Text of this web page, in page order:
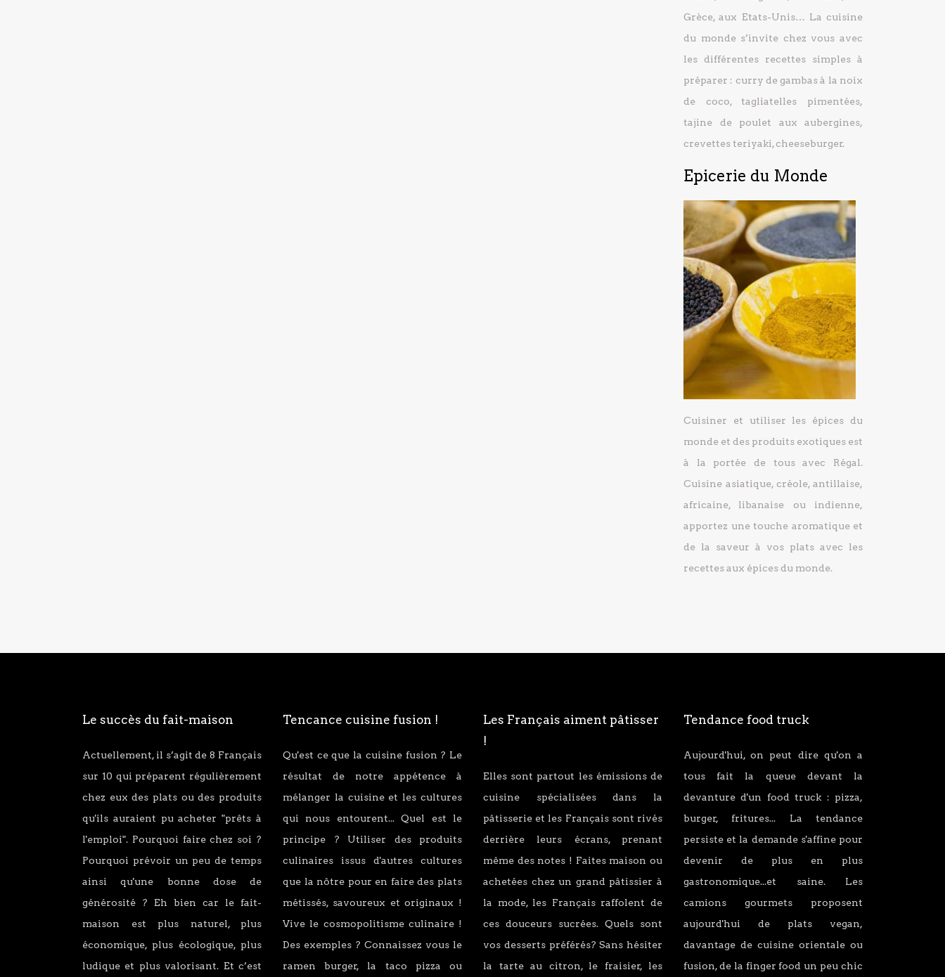
Grèce, aux Etats-Unis… La cuisine
du monde s’invite chez vous avec
les différentes recettes simples à
préparer : curry de gambas à la noix
de coco, tagliatelles pimentées,
tajine de poulet aux aubergines,
crevettes teriyaki, cheeseburger.
Epicerie du Monde
Cuisiner et utiliser les épices du
monde et des produits exotiques est
à la portée de tous avec Régal.
Cuisine asiatique, créole, antillaise,
africaine, libanaise ou indienne,
apportez une touche aromatique et
de la saveur à vos plats avec les
recettes aux épices du monde.
Le succès du fait-maison
Actuellement, il s’agit de 8 Français
sur 10 qui préparent régulièrement
chez eux des plats ou des produits
qu'ils auraient pu acheter "prêts à
l'emploi". Pourquoi faire chez soi ?
Pourquoi prévoir un peu de temps
ainsi qu'une bonne dose de
générosité ? Eh bien car le fait-
maison est plus naturel, plus
économique, plus écologique, plus
ludique et plus valorisant. Et c’est
Tencance cuisine fusion !
Qu'est ce que la cuisine fusion ? Le
résultat de notre appétence à
mélanger la cuisine et les cultures
qui nous entourent... Quel est le
principe ? Utiliser des produits
culinaires issus d'autres cultures
que la nôtre pour en faire des plats
métissés, savoureux et originaux !
Vive le cosmopolitisme culinaire !
Des exemples ? Connaissez vous le
ramen burger, la taco pizza ou
Les Français aiment pâtisser
!
Elles sont partout les émissions de
cuisine spécialisées dans la
pâtisserie et les Français sont rivés
derrière leurs écrans, prenant
même des notes ! Faites maison ou
achetées chez un grand pâtissier à
la mode, les Français raffolent de
ces douceurs sucrées. Quels sont
vos desserts préférés? Sans hésiter
la tarte au citron, le fraisier, les
Tendance food truck
Aujourd'hui, on peut dire qu'on a
tous fait la queue devant la
devanture d'un food truck : pizza,
burger, fritures... La tendance
persiste et la demande s'affine pour
devenir de plus en plus
gastronomique...et saine. Les
camions gourmets proposent
aujourd'hui de plats vegan,
davantage de cuisine orientale ou
fusion, de la finger food un peu chic